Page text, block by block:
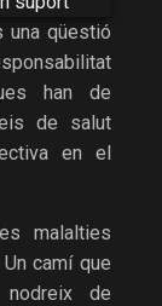
una qüestió
han de
de salut
en el
malalties
camí que
de